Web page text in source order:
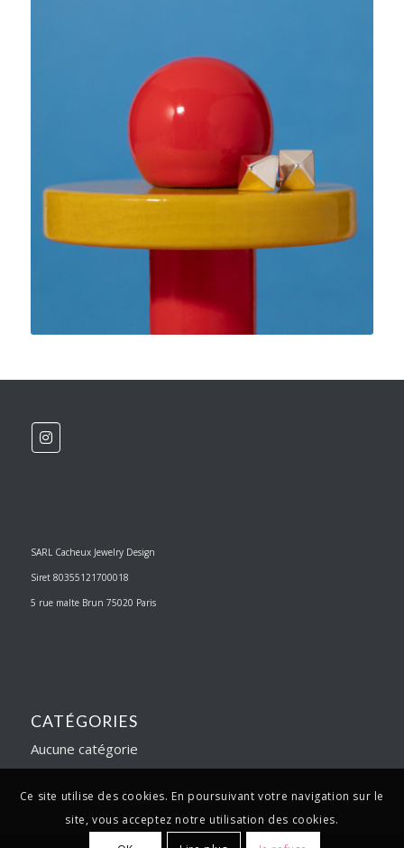
SARL Cacheux Jewelry Design
Siret 80355121700018
5 rue malte Brun 75020 Paris
CATÉGORIES
Aucune catégorie
Ce site utilise des cookies. En poursuivant votre navigation sur le
site, vous acceptez notre utilisation des cookies.